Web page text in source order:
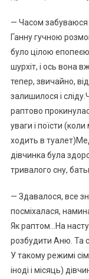
— Часом забуваюся
Ганну гучною
було цілою
шурхіт, і ось вона
тепер, звичайно,
залишилося і
раптово
уваги і поїсти
ходить в
дівчинка була
тривалого сну,
— Здавалося, все
посміхалася,
Як раптом…На
розбудити Аню. Та
У такому режимі
іноді і місяць)